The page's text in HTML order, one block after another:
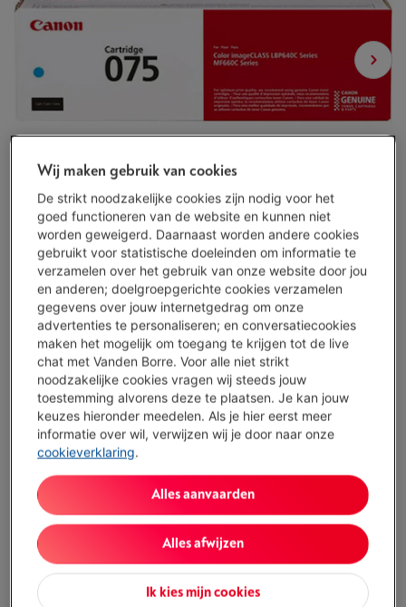
Binnen minstens 3 weken -Bekijk voorraad
€ 89,99
Koop nu
Specificaties
Wij maken gebruik van cookies
De strikt noodzakelijke cookies zijn nodig voor het
goed functioneren van de website en kunnen niet
worden geweigerd. Daarnaast worden andere cookies
gebruikt voor statistische doeleinden om informatie te
verzamelen over het gebruik van onze website door jou
en anderen; doelgroepgerichte cookies verzamelen
gegevens over jouw internetgedrag om onze
advertenties te personaliseren; en conversatiecookies
maken het mogelijk om toegang te krijgen tot de live
chat met Vanden Borre. Voor alle niet strikt
noodzakelijke cookies vragen wij steeds jouw
toestemming alvorens deze te plaatsen. Je kan jouw
keuzes hieronder meedelen. Als je hier eerst meer
informatie over wil, verwijzen wij je door naar onze
cookieverklaring.
Ik kies mijn cookies
Alles afwijzen
Alles aanvaarden